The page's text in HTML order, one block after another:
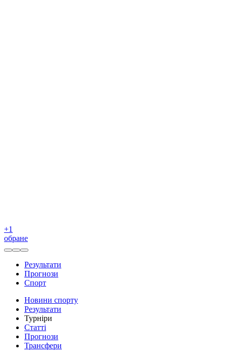
+1
обране
Результати
Прогнози
Спорт
Новини спорту
Результати
Турніри
Статті
Прогнози
Трансфери